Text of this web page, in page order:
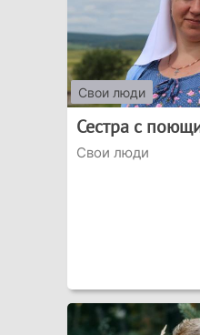
Свои люди
Сестра с
Свои люди